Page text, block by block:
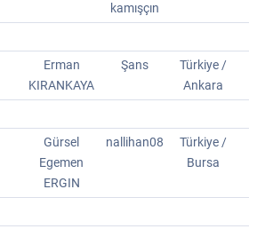
kamışçın
Erman
KIRANKAYA
Şans
Türkiye /
Ankara
Gürsel
Egemen
ERGIN
nallihan08
Türkiye /
Bursa